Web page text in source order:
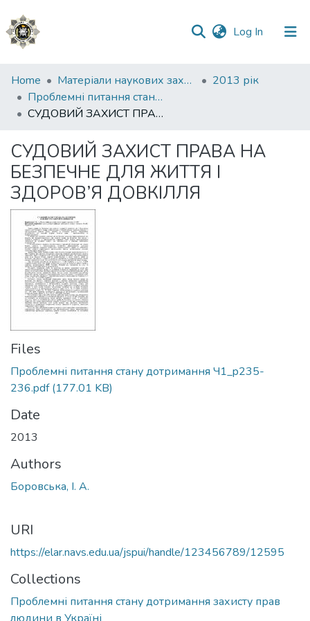
Log In (current)
Communities
&
Collections
Statistics
Home Матеріали наукових заходів
2013 рік
Проблемні питання стану дотримання захисту прав людини в Україні
СУДОВИЙ ЗАХИСТ ПРАВА НА БЕЗПЕЧНЕ ДЛЯ ЖИТТЯ І ЗДОРОВ’Я ДОВКІЛЛЯ
СУДОВИЙ ЗАХИСТ ПРАВА НА
БЕЗПЕЧНЕ ДЛЯ ЖИТТЯ І
ЗДОРОВ’Я ДОВКІЛЛЯ
Files
Проблемні питання стану дотримання Ч1_p235-
236.pdf(177.01 KB)
Date
2013
Authors
Боровська, І. А.
URI
https://elar.navs.edu.ua/jspui/handle/123456789/12595
Collections
Проблемні питання стану дотримання захисту прав